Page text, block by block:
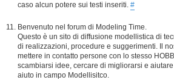
caso alcun potere sui testi inseriti. #
Benvenuto nel forum di Modeling Time.
Questo è un sito di diffusione modellistica di
di realizzazioni, procedure e suggerimenti. Il
mettere in contatto persone con lo stesso
scambiarsi idee, cercare di migliorarsi e
aiuto in campo Modellisitco.